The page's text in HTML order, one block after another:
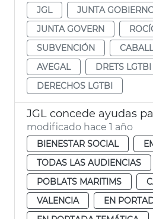
JGL
JUNTA
JUNTA GOVERN
SUBVENCIÓN
AVEGAL
DRETS LGTBI
DERECHOS LGTBI
modificado hace 1 año
BIENESTAR SOCIAL
TODAS LAS AUDIENCIAS
POBLATS MARITIMS
VALENCIA
EN